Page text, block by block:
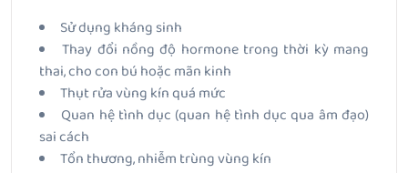
Sử dụng kháng sinh
Thay đổi nồng độ hormone trong thời kỳ mang
thai, cho con bú hoặc mãn kinh
Thụt rửa vùng kín quá mức
Quan hệ tình dục (quan hệ tình dục qua âm đạo)
sai cách
Tổn thương, nhiễm trùng vùng kín